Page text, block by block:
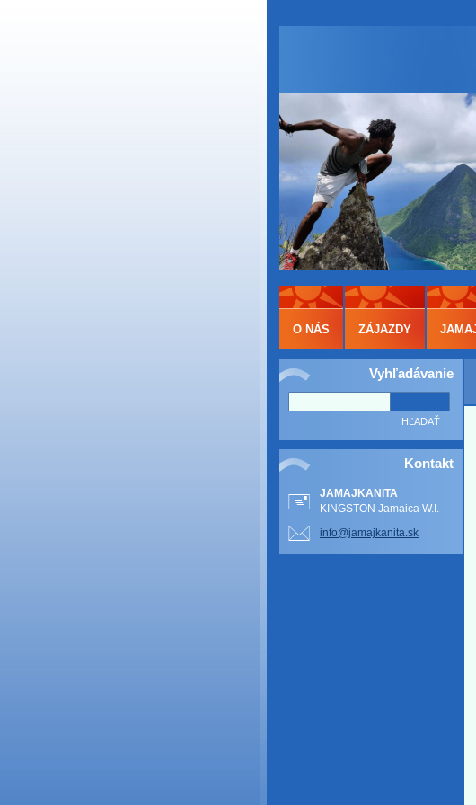
Vyhľadávanie
Kontakt
JAMAJKANITA
KINGSTON Jamaica W.I.
info@jamajkanita.sk
O NÁS ZÁJAZDY